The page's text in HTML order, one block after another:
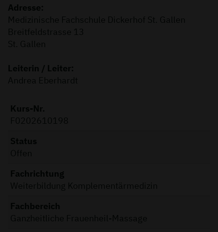
Adresse:
Medizinische Fachschule Dickerhof St. Gallen
Breitfeldstrasse 13
St. Gallen
Leiterin / Leiter:
Andrea Eberhardt
Kurs-Nr.
F0202610198
Fachrichtung
Weiterbildung Komplementärmedizin